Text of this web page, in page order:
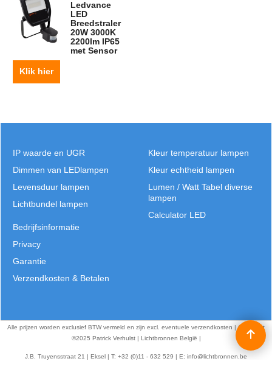
Ledvance
LED
Breedstraler
20W 3000K
2200lm IP65
met Sensor
Klik hier
Kleur temperatuur lampen
Kleur echtheid lampen
Lumen / Watt Tabel diverse
lampen
Calculator LED
IP waarde en UGR
Dimmen van LEDlampen
Levensduur lampen
Lichtbundel lampen
Bedrijfsinformatie
Privacy
Garantie
Verzendkosten & Betalen
Alle prijzen worden exclusief BTW vermeld en zijn excl. eventuele verzendkosten | Copyright
©2025 Patrick Verhulst | Lichtbronnen België |
J.B. Truyensstraat 21 | Eksel | T: +32 (0)11 - 632 529 | E: info@lichtbronnen.be